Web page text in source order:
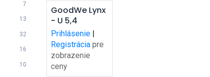
7
13
32
16
10
Pridať do
košíka
GoodWe Lynx
- U 5,4
Prihlásenie|
Registrácia pre
zobrazenie
ceny